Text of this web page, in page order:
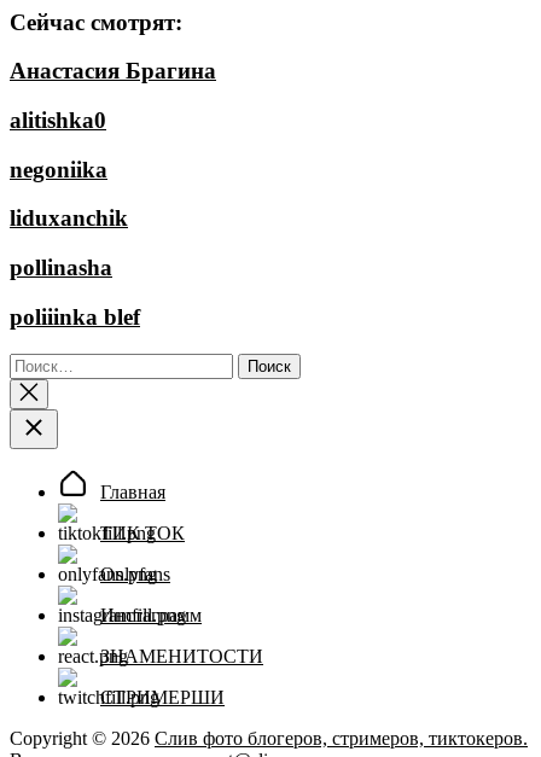
Сейчас смотрят:
Анастасия Брагина
alitishka0
negoniika
liduxanchik
pollinasha
poliiinka blef
Найти:
Главная
ТИК ТОК
Onlyfans
Инстаграмм
ЗНАМЕНИТОСТИ
СТРИМЕРШИ
Copyright © 2026 Слив фото блогеров, стримеров, тиктокеров.